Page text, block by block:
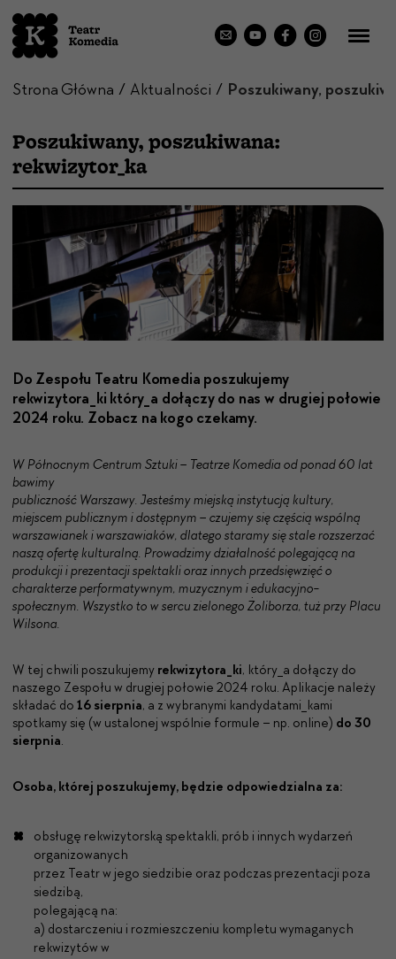
Strona Główna Aktualności
Poszukiwany, poszukiwana:
rekwizytor_ka
Do Zespołu Teatru Kome­dia poszuku­je­my
rekwizytora_ki który_a dołączy do nas w drugiej połowie
2024 roku. Zobacz na kogo czekamy.
W Północnym Centrum Sztuki – Teatrze Komedia od ponad 60 lat
bawimy
publiczność Warszawy. Jesteśmy miejską instytucją kultury,
miejscem publicznym i dostępnym – czujemy się częścią wspólną
warszawianek i warszawiaków, dlatego staramy się stale rozszerzać
naszą ofertę kulturalną. Prowadzimy działalność polegającą na
produkcji i prezentacji spektakli oraz innych przedsięwzięć o
charakterze performatywnym, muzycznym i edukacyjno-
społecznym. Wszystko to w sercu zielonego Żoliborza, tuż przy Placu
Wilsona.
W tej chwili poszukujemy rekwizytora_ki, który_a dołączy do
naszego Zespołu w drugiej połowie 2024 roku. Aplikacje należy
składać do 16 sierpnia, a z wybranymi kandydatami_kami
spotkamy się (w ustalonej wspólnie formule – np. online) do 30
sierpnia.
Osoba, której poszukujemy, będzie odpowiedzialna za:
obsługę rekwizytorską spektakli, prób i innych wydarzeń
organizowanych
przez Teatr w jego siedzibie oraz podczas prezentacji poza
siedzibą,
polegającą na:
a) dostarczeniu i rozmieszczeniu kompletu wymaganych
rekwizytów w